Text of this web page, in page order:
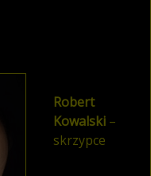
Robert
Kowalski –
skrzypce